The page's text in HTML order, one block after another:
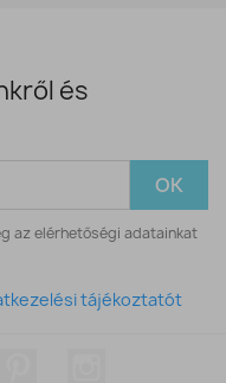
és
az elérhetőségi adatainkat
tájékoztatót